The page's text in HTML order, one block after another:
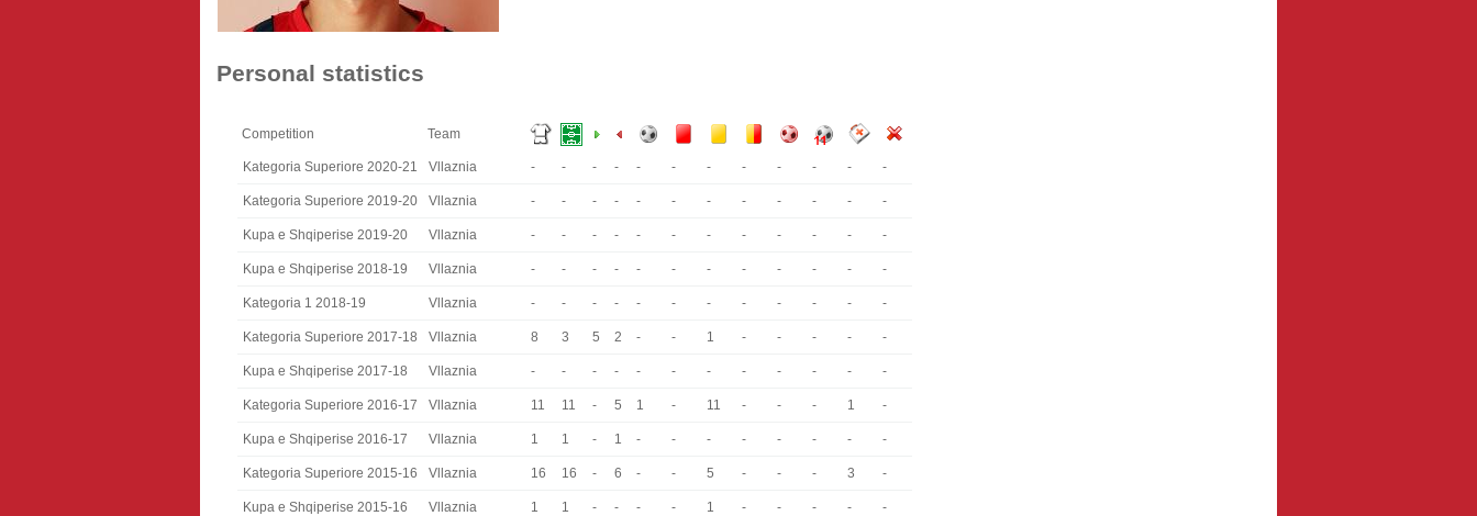
Personal statistics
Competition Team
Kategoria Superiore 2020-21 Vllaznia - - - - - - - - - - - -
Kategoria Superiore 2019-20 Vllaznia - - - - - - - - - - - -
Kupa e Shqiperise 2019-20 Vllaznia - - - - - - - - - - - -
Kupa e Shqiperise 2018-19 Vllaznia - - - - - - - - - - - -
Kategoria 1 2018-19 Vllaznia - - - - - - - - - - - -
Kategoria Superiore 2017-18 Vllaznia 8 3 5 2 - - 1 - - - - -
Kupa e Shqiperise 2017-18 Vllaznia - - - - - - - - - - - -
Kategoria Superiore 2016-17 Vllaznia 11 11 - 5 1 - 11 - - - 1 -
Kupa e Shqiperise 2016-17 Vllaznia 1 1 - 1 - - - - - - - -
Kategoria Superiore 2015-16 Vllaznia 16 16 - 6 - - 5 - - - 3 -
Kupa e Shqiperise 2015-16 Vllaznia 1 1 - - - - 1 - - - - -